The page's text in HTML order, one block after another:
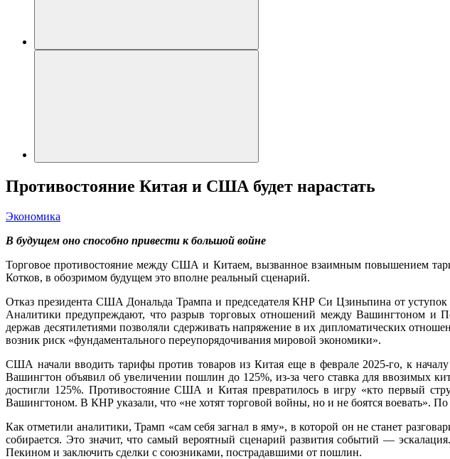
Противостояние Китая и США будет нарастать
Экономика
В будущем оно способно привести к большой войне
Торговое противостояние между США и Китаем, вызванное взаимным повышением
Котков, в обозримом будущем это вполне реальный сценарий.
Отказ президента США Дональда Трампа и председателя КНР Си Цзиньпина от уступок
Аналитики предупреждают, что разрыв торговых отношений между Вашингтоном и
держав десятилетиями позволяли сдерживать напряжение в их дипломатических
возник риск «фундаментального переупорядочивания мировой экономики».
США начали вводить тарифы против товаров из Китая еще в феврале 2025-го, к
Вашингтон объявил об увеличении пошлин до 125%, из-за чего ставка для ввозимых
достигли 125%. Противостояние США и Китая превратилось в игру «кто первый
Вашингтоном. В КНР указали, что «не хотят торговой войны, но и не боятся воевать».
Как отметили аналитики, Трамп «сам себя загнал в яму», в которой он не станет
собирается. Это значит, что самый вероятный сценарий развития событий —
Пекином и заключить сделки с союзниками, пострадавшими от пошлин.